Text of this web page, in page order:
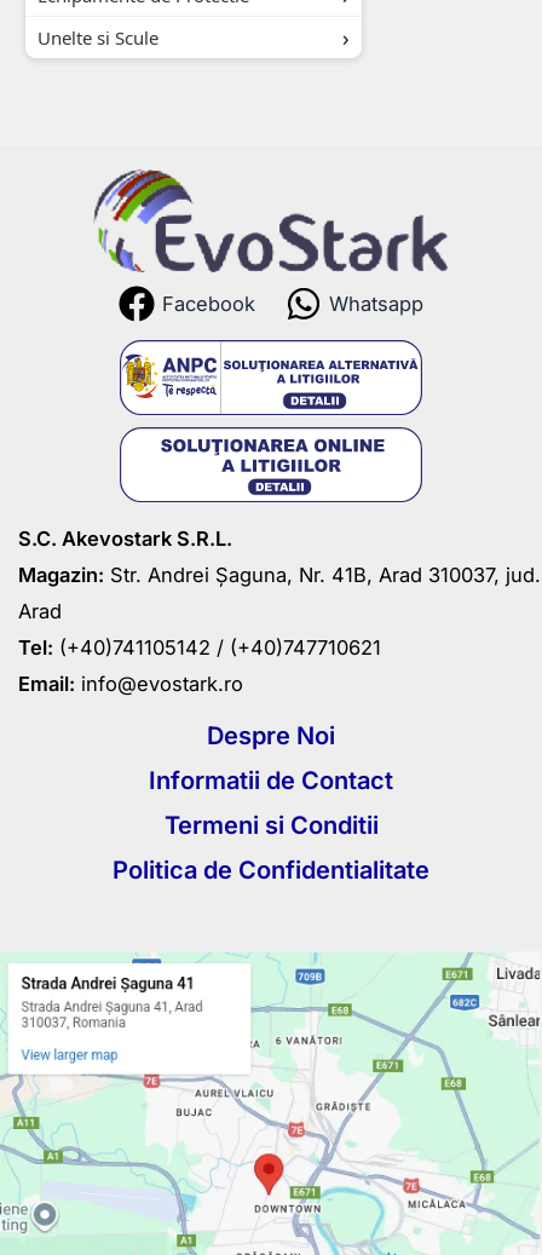
Unelte si Scule
Facebook Whatsapp
S.C. Akevostark S.R.L.
Magazin: Str. Andrei Șaguna, Nr. 41B, Arad 310037, jud.
Arad
Tel: (+40)741105142 / (+40)747710621
Email: info@evostark.ro
Despre Noi
Informatii de Contact
Termeni si Conditii
Politica de Confidentialitate